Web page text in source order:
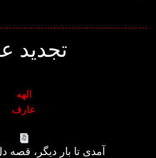
تجدید
الهه
عارف
آمدی تا بار دیگر، قصه